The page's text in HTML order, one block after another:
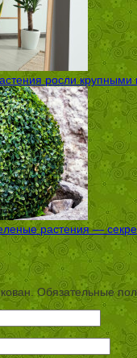
росли
растения —
Обязательные